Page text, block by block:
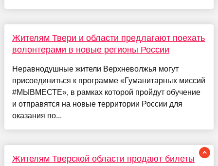
Жителям Твери и области предлагают поехать
волонтерами в новые регионы России
Неравнодушные жители Верхневолжья могут
присоединиться к программе «Гуманитарных миссий
#МЫВМЕСТЕ», в рамках которой пройдут обучение
и отправятся на новые территории России для
оказания по...
Жителям Тверской области продают билеты